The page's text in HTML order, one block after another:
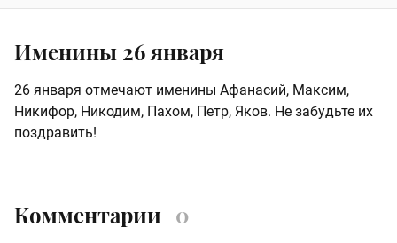
Именины 26 января
26 января отмечают именины Афанасий, Максим,
Никифор, Никодим, Пахом, Петр, Яков. Не забудьте их
поздравить!
Комментарии 0